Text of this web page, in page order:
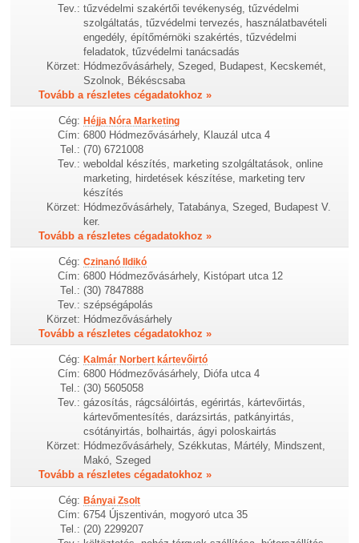
Tev.: tűzvédelmi szakértői tevékenység, tűzvédelmi
szolgáltatás, tűzvédelmi tervezés, használatbavételi
engedély, építőmérnöki szakértés, tűzvédelmi
feladatok, tűzvédelmi tanácsadás
Körzet: Hódmezővásárhely, Szeged, Budapest, Kecskemét,
Szolnok, Békéscsaba
Tovább a részletes cégadatokhoz »
Cég: Héjja Nóra Marketing
Cím: 6800 Hódmezővásárhely, Klauzál utca 4
Tel.: (70) 6721008
Tev.: weboldal készítés, marketing szolgáltatások, online
marketing, hirdetések készítése, marketing terv
készítés
Körzet: Hódmezővásárhely, Tatabánya, Szeged, Budapest V.
ker.
Tovább a részletes cégadatokhoz »
Cég: Czinanó Ildikó
Cím: 6800 Hódmezővásárhely, Kistópart utca 12
Tel.: (30) 7847888
Tev.: szépségápolás
Körzet: Hódmezővásárhely
Tovább a részletes cégadatokhoz »
Cég: Kalmár Norbert kártevőirtó
Cím: 6800 Hódmezővásárhely, Diófa utca 4
Tel.: (30) 5605058
Tev.: gázosítás, rágcsálóirtás, egérirtás, kártevőirtás,
kártevőmentesítés, darázsirtás, patkányirtás,
csótányirtás, bolhairtás, ágyi poloskairtás
Körzet: Hódmezővásárhely, Székkutas, Mártély, Mindszent,
Makó, Szeged
Tovább a részletes cégadatokhoz »
Cég: Bányai Zsolt
Cím: 6754 Újszentiván, mogyoró utca 35
Tel.: (20) 2299207